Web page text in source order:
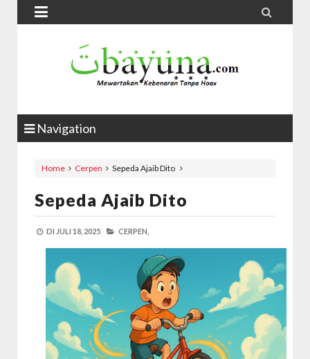
 
Navigation
Home Cerpen Sepeda Ajaib Dito
Sepeda Ajaib Dito
DI JULI 18, 2025 CERPEN,